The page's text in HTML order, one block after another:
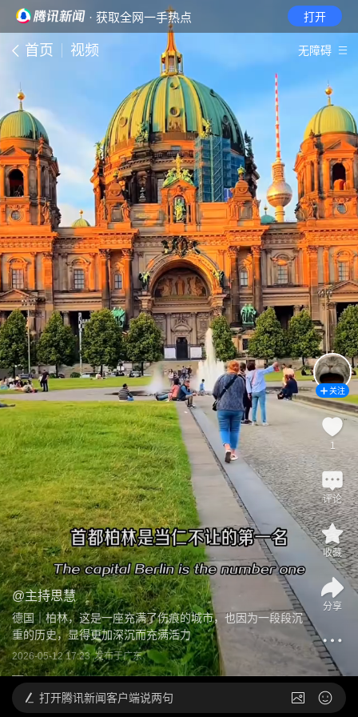
· 获取全网一手热点 打开
首页 视频 无障碍
@主持思慧
德国｜柏林，这是一座充满了伤痕的城市，也因为一段段沉
重的历史，显得更加深沉而充满活力
2026-05-12 17:23 发布于广东
关注
1
评论
收藏
分享
打开腾讯新闻客户端说两句